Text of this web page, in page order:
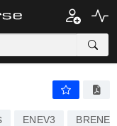
ENEV3